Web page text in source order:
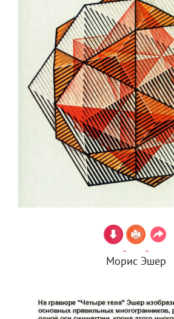
Морис Эшер